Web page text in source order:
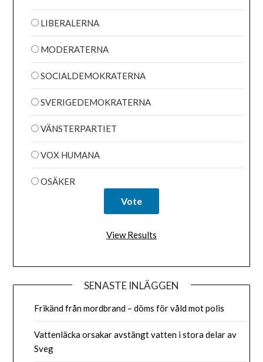
LIBERALERNA
MODERATERNA
SOCIALDEMOKRATERNA
SVERIGEDEMOKRATERNA
VÄNSTERPARTIET
VOX HUMANA
OSÄKER
View Results
SENASTE INLÄGGEN
Frikänd från mordbrand – döms för våld mot polis
Vattenläcka orsakar avstängt vatten i stora delar av
Sveg